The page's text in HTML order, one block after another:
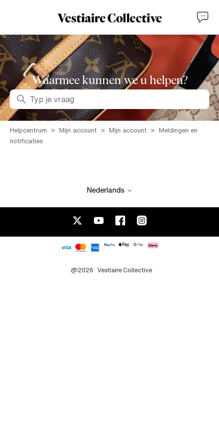
Waarmee kunnen we u helpen?
Zoeken
Helpcentrum Mijn account Mijn account
Meldingen en
notificaties
Nederlands
@2026 Vestiaire Collective